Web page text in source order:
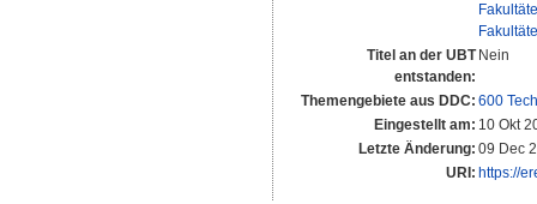
Titel an der UBT
entstanden:
Nein
Themengebiete aus DDC: 600
Eingestellt am: 10 Okt
Letzte Änderung: 09 Dec
URI: https://